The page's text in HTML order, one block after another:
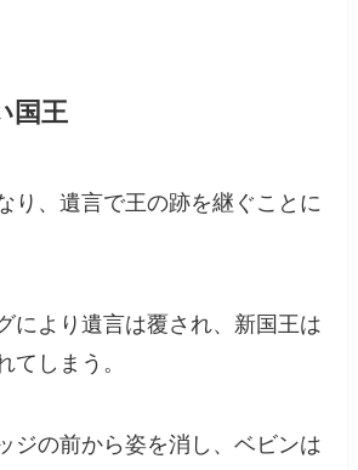
国王
り、遺言で王の跡を継ぐことに
により遺言は覆され、新国王は
てしまう。
ジの前から姿を消し、ベビンは